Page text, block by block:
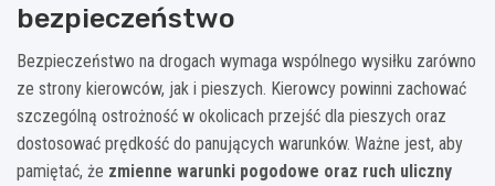
bezpieczeństwo
Bezpieczeństwo na drogach wymaga wspólnego wysiłku zarówno
ze strony kierowców, jak i pieszych. Kierowcy powinni zachować
szczególną ostrożność w okolicach przejść dla pieszych oraz
dostosować prędkość do panujących warunków. Ważne jest, aby
pamiętać, że zmienne warunki pogodowe oraz ruch uliczny